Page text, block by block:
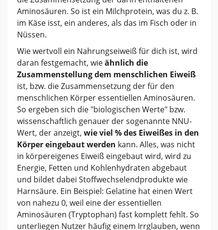
Aminosäuren. So ist ein Milchprotein, was du z. B.
im Käse isst, ein anderes, als das im Fisch oder in
Nüssen.
Wie wertvoll ein Nahrungseiweiß für dich ist, wird
daran festgemacht, wieähnlich die
Zusammenstellung dem menschlichen Eiweiß
ist, bzw. die Zusammensetzung der für den
menschlichen Körper essentiellen Aminosäuren.
So ergeben sich die "biologischen Werte" bzw.
wissenschaftlich genauer der sogenannte NNU-
Wert, der anzeigt, wie viel % des Eiweißes in den
Körper eingebaut werden kann. Alles, was nicht
in körpereigenes Eiweiß eingebaut wird, wird zu
Energie, Fetten und Kohlenhydraten abgebaut
und bildet dabei Stoffwechselendprodukte wie
Harnsäure. Ein Beispiel: Gelatine hat einen Wert
von nahezu 0, weil eine der essentiellen
Aminosäuren (Tryptophan) fast komplett fehlt. So
unterliegen Nutzer häufig einem Irrglauben, wenn